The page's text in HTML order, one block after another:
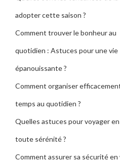
adopter cette saison ?
Comment trouver le bonheur au
quotidien : Astuces pour une vie
épanouissante ?
Comment organiser
temps au quotidien ?
Quelles astuces pour voyager
toute sérénité ?
Comment assurer sa sécurité en